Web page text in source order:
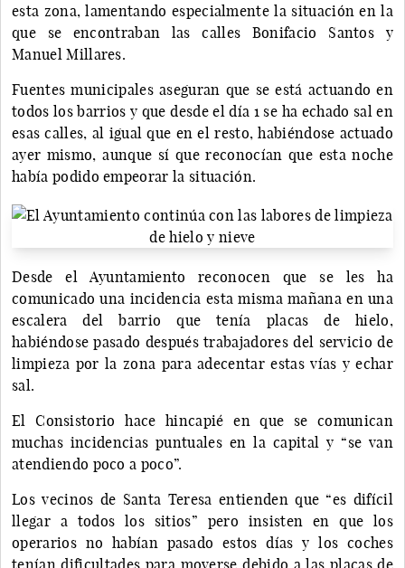
esta zona, lamentando especialmente la situación en la
que se encontraban las calles Bonifacio Santos y
Manuel Millares.
Fuentes municipales aseguran que se está actuando en
todos los barrios y que desde el día 1 se ha echado sal en
esas calles, al igual que en el resto, habiéndose actuado
ayer mismo, aunque sí que reconocían que esta noche
había podido empeorar la situación.
Desde el Ayuntamiento reconocen que se les ha
comunicado una incidencia esta misma mañana en una
escalera del barrio que tenía placas de hielo,
habiéndose pasado después trabajadores del servicio de
limpieza por la zona para adecentar estas vías y echar
sal.
El Consistorio hace hincapié en que se comunican
muchas incidencias puntuales en la capital y “se van
atendiendo poco a poco”.
Los vecinos de Santa Teresa entienden que “es difícil
llegar a todos los sitios” pero insisten en que los
operarios no habían pasado estos días y los coches
tenían dificultades para moverse debido a las placas de